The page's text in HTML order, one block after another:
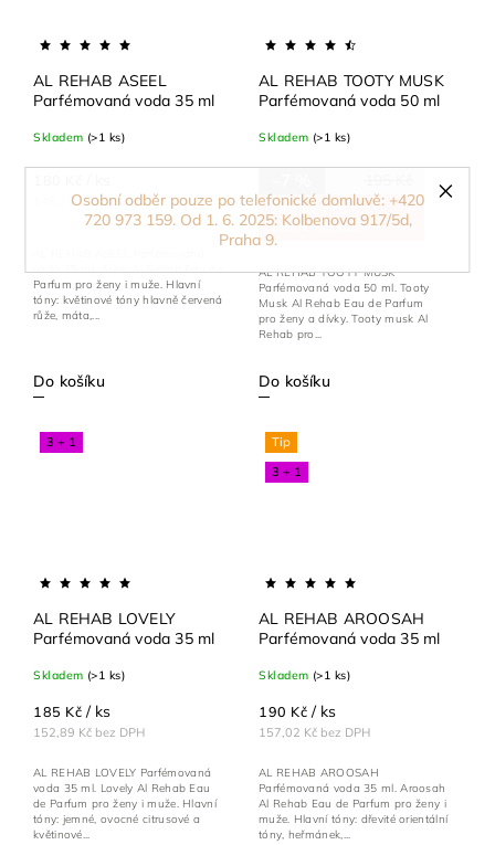
Osobní odběr pouze po telefonické domluvě: +420
720 973 159. Od 1. 6. 2025: Kolbenova 917/5d,
Praha 9.
AL REHAB ASEEL
Parfémovaná voda 35 ml
Skladem (>1 ks)
148,76 Kč bez DPH
Do košíku
voda 35 ml. Aseel Al Rehab Eau de
Parfum pro ženy i muže. Hlavní
tóny: květinové tóny hlavně červená
růže, máta,...
AL REHAB TOOTY MUSK
Parfémovaná voda 50 ml
Skladem (>1 ks)
180 Kč/ ks
148,76 Kč bez DPH
Do košíku
AL REHAB TOOTY MUSK
Parfémovaná voda 50 ml. Tooty
Musk Al Rehab Eau de Parfum
pro ženy a dívky. Tooty musk Al
Rehab pro...
3 + 1
AL REHAB LOVELY
Parfémovaná voda 35 ml
Skladem (>1 ks)
152,89 Kč bez DPH
185 Kč / ks
AL REHAB LOVELY Parfémovaná
voda 35 ml. Lovely Al Rehab Eau
de Parfum pro ženy i muže. Hlavní
tóny: jemné, ovocné citrusové a
květinové...
Tip
3 + 1
AL REHAB AROOSAH
Parfémovaná voda 35 ml
Skladem (>1 ks)
157,02 Kč bez DPH
190 Kč / ks
AL REHAB AROOSAH
Parfémovaná voda 35 ml. Aroosah
Al Rehab Eau de Parfum pro ženy i
muže. Hlavní tóny: dřevité orientální
tóny, heřmánek,...